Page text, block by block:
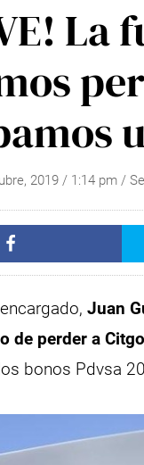
2019 / 1:14 pm/
Juan
de perder a Citgo
bonos Pdvsa